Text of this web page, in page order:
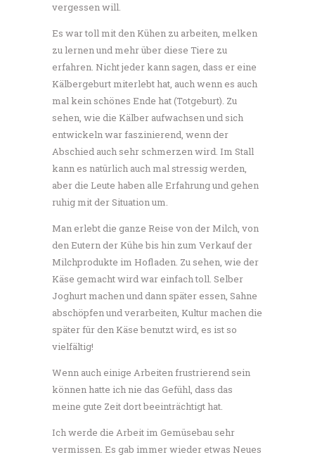
vergessen will.
Es war toll mit den Kühen zu arbeiten, melken
zu lernen und mehr über diese Tiere zu
erfahren. Nicht jeder kann sagen, dass er eine
Kälbergeburt miterlebt hat, auch wenn es auch
mal kein schönes Ende hat (Totgeburt). Zu
sehen, wie die Kälber aufwachsen und sich
entwickeln war faszinierend, wenn der
Abschied auch sehr schmerzen wird. Im Stall
kann es natürlich auch mal stressig werden,
aber die Leute haben alle Erfahrung und gehen
ruhig mit der Situation um.
Man erlebt die ganze Reise von der Milch, von
den Eutern der Kühe bis hin zum Verkauf der
Milchprodukte im Hofladen. Zu sehen, wie der
Käse gemacht wird war einfach toll. Selber
Joghurt machen und dann später essen, Sahne
abschöpfen und verarbeiten, Kultur machen die
später für den Käse benutzt wird, es ist so
vielfältig!
Wenn auch einige Arbeiten frustrierend sein
können hatte ich nie das Gefühl, dass das
meine gute Zeit dort beeinträchtigt hat.
Ich werde die Arbeit im Gemüsebau sehr
vermissen. Es gab immer wieder etwas Neues